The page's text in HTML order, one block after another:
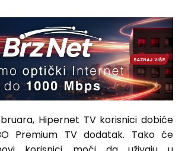
Hipernet TV korisnici dobiće
Premium TV dodatak. Tako će